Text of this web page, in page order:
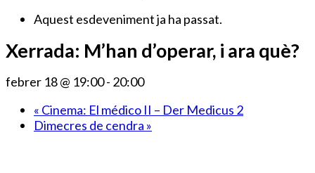
Aquest esdeveniment ja ha passat.
Xerrada: M’han d’operar, i ara què?
febrer 18 @ 19:00- 20:00
« Cinema: El médico II – Der Medicus 2
Dimecres de cendra »